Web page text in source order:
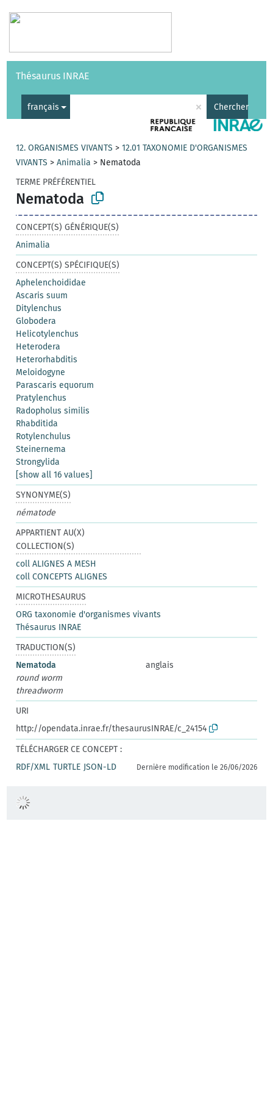
Vocabulaires API
Thésaurus INRAE
français × Chercher
12. ORGANISMES VIVANTS >12.01 TAXONOMIE D'ORGANISMES
VIVANTS >Animalia > Nematoda
TERME PRÉFÉRENTIEL
Nematoda
CONCEPT(S) GÉNÉRIQUE(S)
Animalia
CONCEPT(S) SPÉCIFIQUE(S)
Aphelenchoididae
Ascaris suum
Ditylenchus
Globodera
Helicotylenchus
Heterodera
Heterorhabditis
Meloidogyne
Parascaris equorum
Pratylenchus
Radopholus similis
Rhabditida
Rotylenchulus
Steinernema
Strongylida
[show all 16 values]
SYNONYME(S)
nématode
APPARTIENT AU(X)
COLLECTION(S)
coll ALIGNES A MESH
coll CONCEPTS ALIGNES
MICROTHESAURUS
ORG taxonomie d'organismes vivants
Thésaurus INRAE
TRADUCTION(S)
Nematoda
anglais
round worm
threadworm
URI
http://opendata.inrae.fr/thesaurusINRAE/c_24154
TÉLÉCHARGER CE CONCEPT :
RDF/XML TURTLE JSON-LD Dernière modification le 26/06/2026